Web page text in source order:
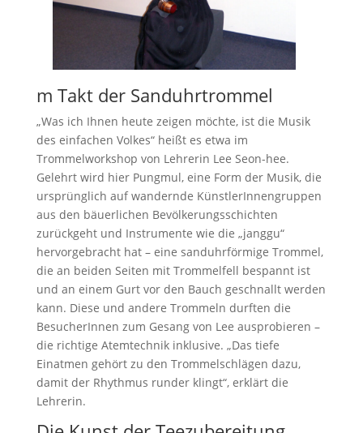
m Takt der Sanduhrtrommel
„Was ich Ihnen heute zeigen möchte, ist die Musik
des einfachen Volkes“ heißt es etwa im
Trommelworkshop von Lehrerin Lee Seon-hee.
Gelehrt wird hier Pungmul, eine Form der Musik, die
ursprünglich auf wandernde KünstlerInnengruppen
aus den bäuerlichen Bevölkerungsschichten
zurückgeht und Instrumente wie die „janggu“
hervorgebracht hat – eine sanduhrförmige Trommel,
die an beiden Seiten mit Trommelfell bespannt ist
und an einem Gurt vor den Bauch geschnallt werden
kann. Diese und andere Trommeln durften die
BesucherInnen zum Gesang von Lee ausprobieren –
die richtige Atemtechnik inklusive. „Das tiefe
Einatmen gehört zu den Trommelschlägen dazu,
damit der Rhythmus runder klingt“, erklärt die
Lehrerin.